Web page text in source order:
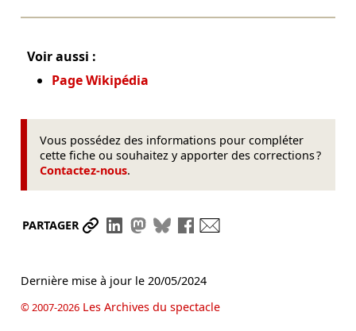
Voir aussi :
Page Wikipédia
Vous possédez des informations pour compléter
cette fiche ou souhaitez y apporter des corrections ?
Contactez-nous.
PARTAGER Partager le lien
Partager sur LinkedIn
Partager sur Mastodon
Partager sur Bluesky
Partager sur Facebook
Dernière mise à jour le 20/05/2024
© 2007-2026Les Archives du spectacle